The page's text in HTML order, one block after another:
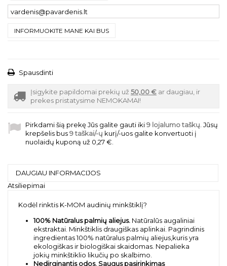
INFORMUOKITE MANE KAI BUS
Spausdinti
Įsigykite papildomai prekių už 50,00 € ar daugiau, ir
prekes pristatysime NEMOKAMAI!
Pirkdami šią prekę Jūs galite gauti iki9 lojalumo taškų . Jūsų
krepšelis bus9taškai/-ų kurį/-uos galite konvertuoti į
nuolaidų kuponą už 0,27 €
DAUGIAU INFORMACIJOS
Atsiliepimai
Kodėl rinktis K-MOM audinių minkštiklį?
100% Natūralus palmių aliejus. Natūralūs augaliniai
ekstraktai. Minkštiklis draugiškas aplinkai. Pagrindinis
ingredientas 100% natūralus palmių aliejus,kuris yra
ekologiškas ir biologiškai skaidomas. Nepalieka
jokių minkštiklio likučių po skalbimo.
Nedirginantis odos. Saugus pasirinkimas